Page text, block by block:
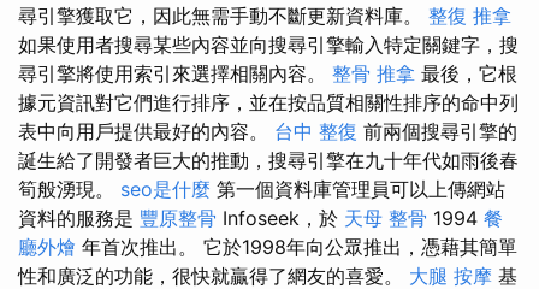
尋引擎獲取它，因此無需手動不斷更新資料庫。 整復 推拿
如果使用者搜尋某些內容並向搜尋引擎輸入特定關鍵字，搜
尋引擎將使用索引來選擇相關內容。 整骨 推拿 最後，它根
據元資訊對它們進行排序，並在按品質相關性排序的命中列
表中向用戶提供最好的內容。 台中 整復 前兩個搜尋引擎的
誕生給了開發者巨大的推動，搜尋引擎在九十年代如雨後春
筍般湧現。 seo是什麼 第一個資料庫管理員可以上傳網站
資料的服務是 豐原整骨 Infoseek，於 天母 整骨 1994 餐
廳外燴 年首次推出。 它於1998年向公眾推出，憑藉其簡單
性和廣泛的功能，很快就贏得了網友的喜愛。 大腿 按摩 基